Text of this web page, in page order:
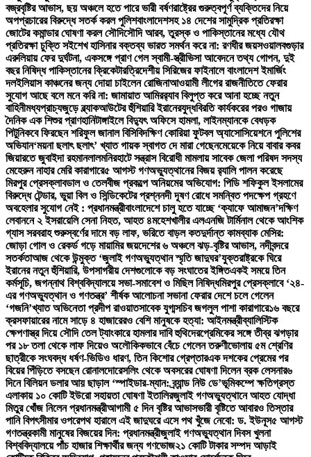
বজ্রবৃষ্টির আভাস, ছয় অঞ্চলে হতে পারে ভারী বর্ষণরাষ্ট্রের গুরুত্বপূর্ণ ব্যক্তিদের নিয়ে
অপপ্রচারের বিরুদ্ধে সতর্ক করল পুলিশবাংলাদেশসহ ১৪ দেশের সামুদ্রিক প্রতিরক্ষা
জোটের কমান্ডার ঘোষণা করল সৌদিসৌদি আরব, তুরস্ক ও পাকিস্তানের মধ্যে যৌথ
প্রতিরক্ষা চুক্তি সইশেখ হাসিনার বক্তব্য ভারত সমর্থন করে না: রণধীর জয়সওয়ালবগুড়ার
এরুলিয়ায় ফের দুর্ঘটনা, একসঙ্গে প্রাণ গেল স্বামী-স্ত্রীভিসা আবেদনে তথ্য গোপন, দুই
বছর নিষিদ্ধ পাকিস্তানের ক্রিকেটারত্রিদেশীয় সিরিজের ফাইনালে বাংলাদেশ ইমার্জিং
দলইলিয়াস কাঞ্চনের জন্য দোয়া চাইলেন রোজিনাআওয়ামী লীগের রাজনীতিতে ফেরার
সুযোগ আছে বলে মনে করি না: জামায়াত আমিরর‍্যাব বিলুপ্ত করে আনা হচ্ছে নতুন
বাহিনীমধ্যপ্রাচ্যজুড়ে ব্ল্যাকআউটের হুঁশিয়ারি ইরানেরযুদ্ধবিরতি কার্যকরের পরও গাজায়
দৈনিক এক শিশুর প্রাণহানিটাঙ্গাইলে বিদ্যুৎ অফিসে হামলা, লাইনম্যানকে বেধড়ক
পিটুনিকবে ফিরছেন শরিফুল জানাল বিসিবিদক্ষিণ কোরিয়া ফুটবল অ্যাসোসিয়েশনে পুলিশের
অভিযান‘ময়না ছলাৎ ছলাৎ’ খ্যাত গায়ক স্বাগত দে মারা গেছেনমেয়েকে নিয়ে বাবার কবর
জিয়ারতে জুবাইদা রহমানলালমনিরহাটে সন্ত্রাস বিরোধী মামলায় সাবেক জেলা পরিষদ সদস্য
মেহেরুন নাহার মেরি কারাগারে৫ আগস্ট গণঅভ্যুত্থানের বিজয় র‍্যালি পালন করেছে
মিরপুর প্রেসক্লাবডাল ও তেলবীজ প্রকল্পে অনিয়মের অভিযোগ: পিডি শফিকুল ইসলামের
বিরুদ্ধে টেন্ডার, ভুয়া বিল ও সিন্ডিকেটের প্রশ্ননদী দূষণ রোধে সমন্বিত পদক্ষেপ গ্রহণে
অবহেলার সুযোগ নেই : প্রধানমন্ত্রীবাংলাদেশে চালু হতে যাচ্ছে ‘ক্যাফে আমাজন’দক্ষিণ
লেবাননে ২ ইসরায়েলি সেনা নিহত, আহত ৪মহেশখালীর এলএনজি টার্মিনাল থেকে আংশিক
গ্যাস সরবরাহ শুরুস্বর্ণের দামে বড় লাফ, ভরিতে বাড়ল কতদুর্দান্ত কামব্যাক মেসির:
জোড়া গোল ও রেকর্ড গড়ে মায়ামির জয়দেশের ৬ অঞ্চলে ঝড়-বৃষ্টির আভাস, নদীবন্দরে
সতর্কতাআজ থেকে উন্মুক্ত ‘জুলাই গণঅভ্যুত্থান স্মৃতি জাদুঘর’যুক্তরাষ্ট্রকে ঘিরে
ইরানের নতুন হুঁশিয়ারি, উপসাগরীয় দেশগুলোকে বড় সংঘাতের ইঙ্গিতএকই সময়ে তিন
কর্মসূচি, জগন্নাথ বিশ্ববিদ্যালয়ে সভা-সমাবেশ ও মিছিল নিষিদ্ধমিরপুর প্রেসক্লাবে ‘২৪-
এর গণঅভ্যুত্থান ও গণতন্ত্র’ শীর্ষক আলোচনা সভানা ফেরার দেশে চলে গেলেন
‘গজনি’খ্যাত অভিনেতা প্রদীপ রাওয়াতসাবেক যুগ্মসচিব জগলুল পাশা কারাগারে১৬ বছরে
ক্রসফায়ারের নামে সাড়ে ৪ হাজারেরও বেশি মানুষকে হত্যা: আইনমন্ত্রীব্যালিস্টিক
ক্ষেপণাস্ত্র দিয়ে সৌদি তেল ট্যাংকারে হামলার দাবি হুথিদেরপ্রেমিকের সঙ্গে তীব্র ঝগড়ার
পর ১৮ তলা থেকে লাফ দিয়েও অলৌকিকভাবে বেঁচে গেলেন তরুণীভোলায় ৫ম শ্রেণির
ছাত্রীকে সংঘবদ্ধ ধর্ষণ-ভিডিও ধারণ, তিন কিশোর গ্রেপ্তারএক দশকের প্রেমের পর
বিয়ের পিঁড়িতে বসছেন রোনালদোরেসলিং থেকে অবসরের ঘোষণা দিলেন ব্রক লেসনার৬
দিনে বিলিয়ন ডলার আয় ছাড়াল ‘স্পাইডার-ম্যান: ব্র্যান্ড নিউ ডে’ভূমিকম্পে ক্ষতিগ্রস্ত
এলাকায় ১০ কোটি ইউরো সহায়তা ঘোষণা ইতালিরজুলাই গণঅভ্যুত্থানে আহত যোদ্ধা
মিতুর খোঁজ নিলেন প্রধানমন্ত্রীআগামী ৫ দিন বৃষ্টির আভাসভারী বৃষ্টিতে আবারও তিস্তার
পানি বিপৎসীমার ওপরেপথ হারালে এই জাদুঘরে এসে পথ খুঁজে নেবো: ড. ইউনূস৫ আগস্ট
গণতন্ত্রকামী মানুষের বিজয়ের দিন: প্রধানমন্ত্রীজুলাই গণঅভ্যুত্থান দিবস খুলনা
বিশ্ববিদ্যালয়ে পাঁচ হাজার শিক্ষার্থীর জন্য গণভোজ২১ কোটি টাকার সম্পদ আড়াই